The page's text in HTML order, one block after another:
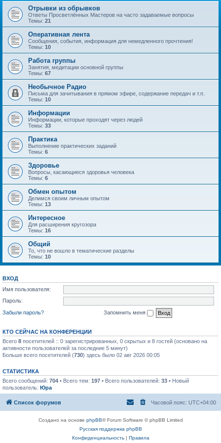
Отрывки из обрывков
Ответы Просветлённых Мастеров на часто задаваемые вопросы
Темы: 21
Оперативная лента
Сообщения, события, информация для немедленного прочтения!
Темы: 10
Работа группы
Занятия, медитации основной группы
Темы: 67
Необычное Радио
Письма для зачитывания в прямом эфире, содержание передач и т.п.
Темы: 10
Информации
Информации, которые проходят через людей
Темы: 33
Практика
Выполнение практических заданий
Темы: 6
Здоровье
Вопросы, касающиеся здоровья человека
Темы: 6
Обмен опытом
Делимся своим личным опытом
Темы: 13
Интересное
Для расширения кругозора
Темы: 16
Общий
То, что не вошло в тематические разделы
Темы: 10
ВХОД
Имя пользователя:
Пароль:
Забыли пароль?
Запомнить меня
КТО СЕЙЧАС НА КОНФЕРЕНЦИИ
Всего 8 посетителей :: 0 зарегистрированных, 0 скрытых и 8 гостей (основано на
активности пользователей за последние 5 минут)
Больше всего посетителей (730) здесь было 02 авг 2026 00:05
СТАТИСТИКА
Всего сообщений: 704 • Всего тем: 197 • Всего пользователей: 33 • Новый
пользователь: Юра
Список форумов Часовой пояс: UTC+04:00
Создано на основе phpBB® Forum Software © phpBB Limited
Русская поддержка phpBB
Конфиденциальность| Правила